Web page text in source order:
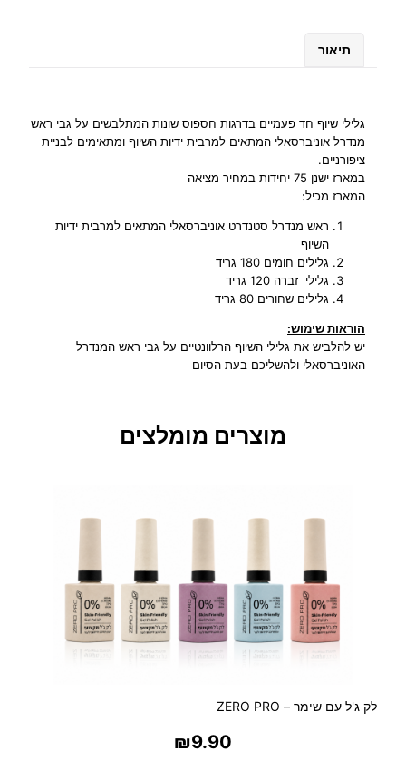
ש
י
ע
ס
ו
ע
ן
)
+
מ
נ
תיאור
גלילי שיוף חד פעמיים בדרגות חספוס שונות המתלבשים על גבי ראש
מנדרל אוניברסאלי המתאים למרבית ידיות השיוף ומתאימים לבניית
ציפורניים.
במארז ישנן 75 יחידות במחיר מציאה
המארז מכיל:
ראש מנדרל סטנדרט אוניברסאלי המתאים למרבית ידיות
השיוף
גלילים חומים 180 גריד
גלילי זברה 120 גריד
גלילים שחורים 80 גריד
הוראות שימוש:
יש להלביש את גלילי השיוף הרלוונטיים על גבי ראש המנדרל
האוניברסאלי ולהשליכם בעת הסיום
מוצרים מומלצים
לק ג'ל עם שימר – ZERO PRO
₪9.90